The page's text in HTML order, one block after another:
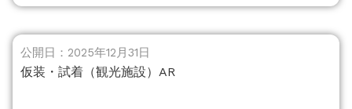
公開日：2025年12月31日
仮装・試着（観光施設）AR